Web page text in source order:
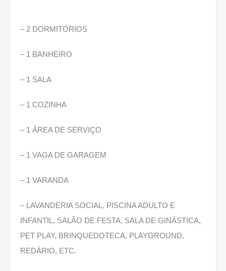
– 2 DORMITÓRIOS
– 1 BANHEIRO
– 1 SALA
– 1 COZINHA
– 1 ÁREA DE SERVIÇO
– 1 VAGA DE GARAGEM
– 1 VARANDA
– LAVANDERIA SOCIAL, PISCINA ADULTO E
INFANTIL, SALÃO DE FESTA, SALA DE GINÁSTICA,
PET PLAY, BRINQUEDOTECA, PLAYGROUND,
REDÁRIO, ETC.